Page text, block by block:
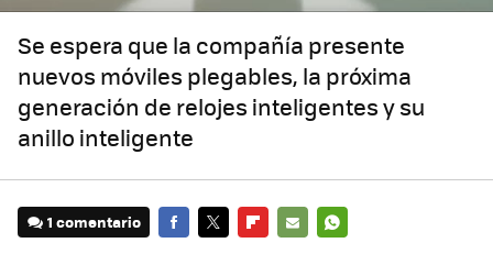
Se espera que la compañía presente
nuevos móviles plegables, la próxima
generación de relojes inteligentes y su
anillo inteligente
1 comentario